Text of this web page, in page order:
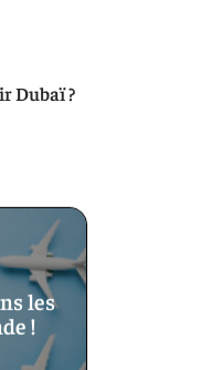
Dubaï ?
les
!